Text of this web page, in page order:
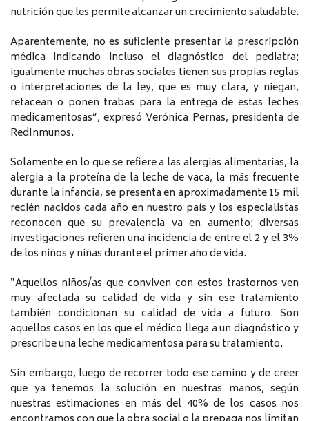
nutrición que les permite alcanzar un crecimiento saludable.
Aparentemente, no es suficiente presentar la prescripción
médica indicando incluso el diagnóstico del pediatra;
igualmente muchas obras sociales tienen sus propias reglas
o interpretaciones de la ley, que es muy clara, y niegan,
retacean o ponen trabas para la entrega de estas leches
medicamentosas”, expresó Verónica Pernas, presidenta de
RedInmunos.
Solamente en lo que se refiere a las alergias alimentarias, la
alergia a la proteína de la leche de vaca, la más frecuente
durante la infancia, se presenta en aproximadamente 15 mil
recién nacidos cada año en nuestro país y los especialistas
reconocen que su prevalencia va en aumento; diversas
investigaciones refieren una incidencia de entre el 2 y el 3%
de los niños y niñas durante el primer año de vida.
“Aquellos niños/as que conviven con estos trastornos ven
muy afectada su calidad de vida y sin ese tratamiento
también condicionan su calidad de vida a futuro. Son
aquellos casos en los que el médico llega a un diagnóstico y
prescribe una leche medicamentosa para su tratamiento.
Sin embargo, luego de recorrer todo ese camino y de creer
que ya tenemos la solución en nuestras manos, según
nuestras estimaciones en más del 40% de los casos nos